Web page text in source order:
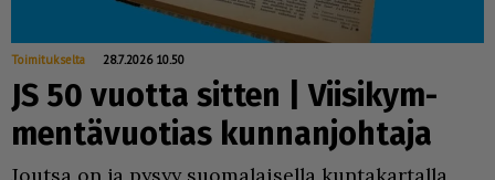
Toimitukselta 28.7.2026 10.50
JS 50 vuotta sitten | Viisikym­
men­tä­vuotias kunnanjohtaja
Jout­sa on ja py­syy suo­ma­lai­sel­la kun­ta­kar­tal­la